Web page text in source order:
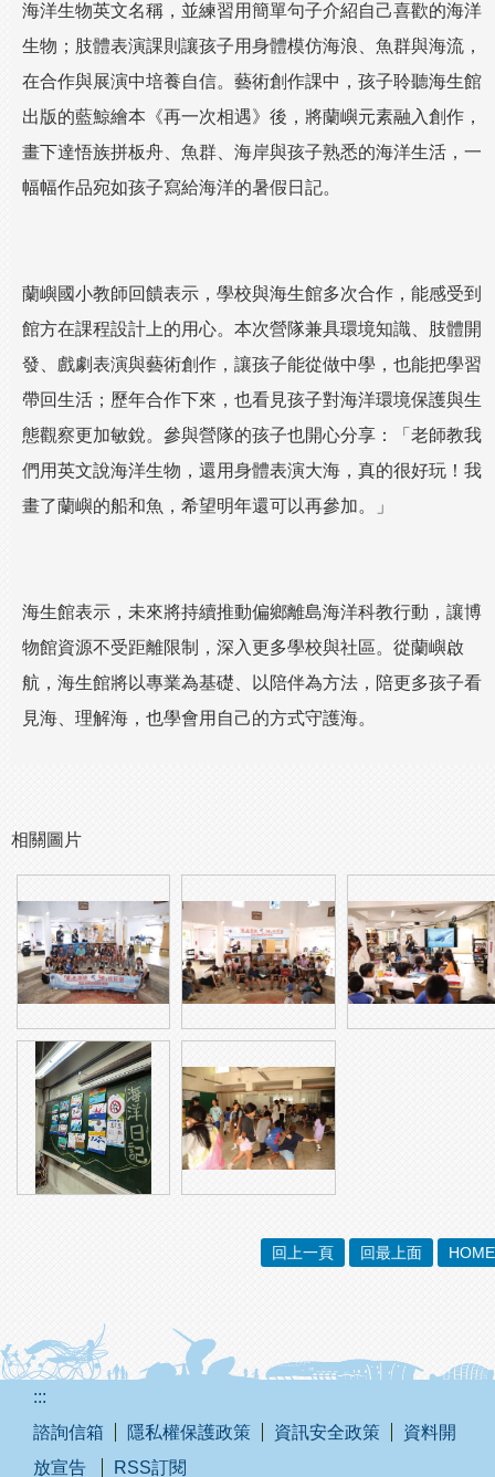
海洋生物英文名稱，並練習用簡單句子介紹自己喜歡的海洋
生物；肢體表演課則讓孩子用身體模仿海浪、魚群與海流，
在合作與展演中培養自信。藝術創作課中，孩子聆聽海生館
出版的藍鯨繪本《再一次相遇》後，將蘭嶼元素融入創作，
畫下達悟族拼板舟、魚群、海岸與孩子熟悉的海洋生活，一
幅幅作品宛如孩子寫給海洋的暑假日記。
蘭嶼國小教師回饋表示，學校與海生館多次合作，能感受到
館方在課程設計上的用心。本次營隊兼具環境知識、肢體開
發、戲劇表演與藝術創作，讓孩子能從做中學，也能把學習
帶回生活；歷年合作下來，也看見孩子對海洋環境保護與生
態觀察更加敏銳。參與營隊的孩子也開心分享：「老師教我
們用英文說海洋生物，還用身體表演大海，真的很好玩！我
畫了蘭嶼的船和魚，希望明年還可以再參加。」
海生館表示，未來將持續推動偏鄉離島海洋科教行動，讓博
物館資源不受距離限制，深入更多學校與社區。從蘭嶼啟
航，海生館將以專業為基礎、以陪伴為方法，陪更多孩子看
見海、理解海，也學會用自己的方式守護海。
相關圖片
回上一頁 回最上面 HOME
:::
諮詢信箱
隱私權保護政策 資訊安全政策
資料開
放宣告
RSS訂閱